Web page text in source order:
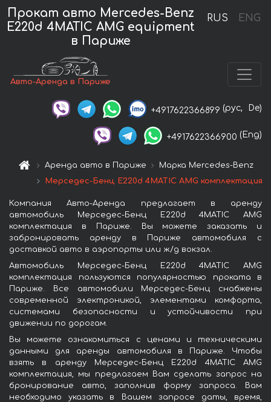
RUS ENG
Прокат авто Mercedes-Benz
E220d 4MATIC AMG equipment
в Париже
Авто-Аренда в Париже
+4917622366899 (рус, De)
+4917622366900 (Eng)
Аренда авто в Париже
Марка Mercedes-Benz
Мерседес-Бенц E220d 4MATIC AMG комплектация
Компания Авто-Аренда предлагает в аренду
автомобиль Мерседес-Бенц E220d 4MATIC AMG
комплектация в Париже. Вы можете заказать и
забронировать аренду в Париже автомобиля с
доставкой авто в аэропорты или ж/д вокзал.
Автомобиль Мерседес-Бенц E220d 4MATIC AMG
комплектация пользуются популярностью проката в
Париже. Все автомобили Мерседес-Бенц снабжены
современной электроникой, элементами комфорта,
системами безопасности и устойчивости при
движении по дорогам.
Вы можете ознакомиться с ценами и техническими
данными для аренды автомобиля в Париже. Чтобы
взять в аренду Мерседес-Бенц E220d 4MATIC AMG
комплектация, мы предлагаем Вам сделать запрос на
бронирование авто, заполнив форму запроса. Вам
необходимо указать в Вашем запросе даты, время,